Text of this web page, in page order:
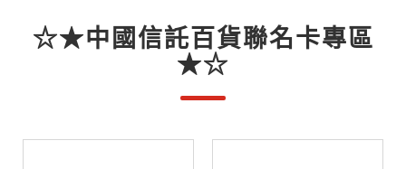
☆★中國信託百貨聯名卡專區
★☆